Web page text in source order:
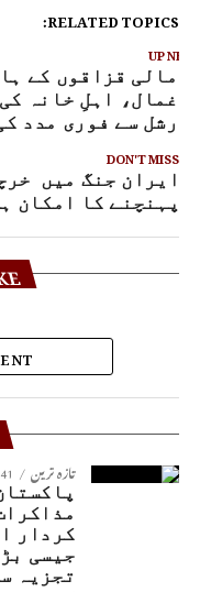
RELATED TOPICS:
UP
اہلِ خانہ
سے فوری مدد
DON'T MISS
پہنچنے کا امکان
تازہ ترین 41 منٹس ago
کردار
جیسی
تجزیہ